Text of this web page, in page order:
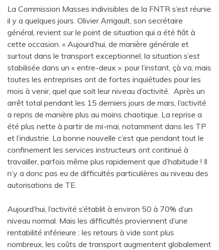
La Commission Masses indivisibles de la FNTR s’est réunie
il y a quelques jours. Olivier Arrigault, son secrétaire
général, revient sur le point de situation qui a été fiât à
cette occasion. « Aujourd’hui, de manière générale et
surtout dans le transport exceptionnel, la situation s’est
stabilisée dans un « entre-deux »: pour l’instant, çà va, mais
toutes les entreprises ont de fortes inquiétudes pour les
mois à venir, quel que soit leur niveau d’activité. Après un
arrêt total pendant les 15 derniers jours de mars, l’activité
a repris de manière plus au moins chaotique. La reprise a
été plus nette à partir de mi-mai, notamment dans les TP
et l’industrie. La bonne nouvelle c’est que pendant tout le
confinement les services instructeurs ont continué à
travailler, parfois même plus rapidement que d’habitude ! Il
n’y a donc pas eu de difficultés particulières au niveau des
autorisations de TE.
Aujourd’hui, l’activité s’établit à environ 50 à 70% d’un
niveau normal. Mais les difficultés proviennent d’une
rentabilité inférieure : les retours à vide sont plus
nombreux, les coûts de transport augmentent globalement